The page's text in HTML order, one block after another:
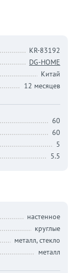
KR-83192
DG-HOME
Китай
12 месяцев
60
60
5
5.5
настенное
круглые
металл, стекло
металл